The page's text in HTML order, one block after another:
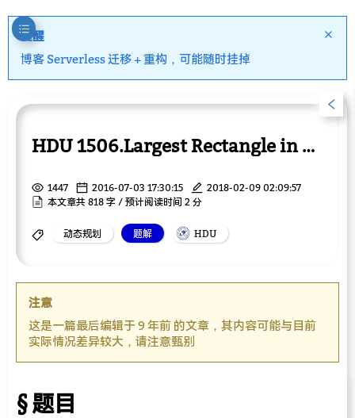
提醒
博客 Serverless 迁移 + 重构，可能随时挂掉
HDU 1506.Largest Rectangle in a Histogram
1447 2016-07-03 17:30:15
2018-02-09 02:09:57
本文章共 818 字 / 预计阅读时间 2 分
动态规划 题解 HDU
注意
这是一篇最后编辑于 9 年前 的文章，其内容可能与目前
实际情况差异较大，请注意甄别
题目